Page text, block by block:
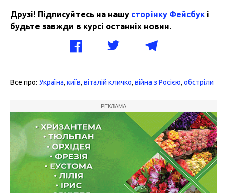
Друзі! Підписуйтесь на нашу сторінку Фейсбук і
будьте завжди в курсі останніх новин.
Все про: Україна, київ, віталій кличко, війна з Росією, обстріли
РЕКЛАМА